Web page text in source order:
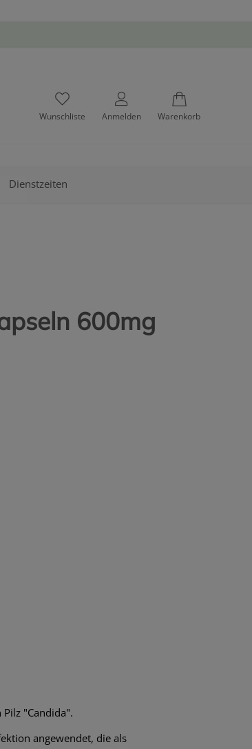
Wunschliste Anmelden Warenkorb
Dienstzeiten
600mg
"Candida".
angewendet, die als